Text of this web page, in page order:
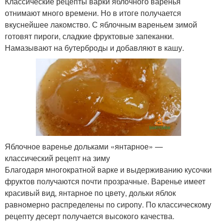
отнимают много времени. Но в итоге получается
вкуснейшее лакомство. С яблочным вареньем зимой
готовят пироги, сладкие фруктовые запеканки.
Намазывают на бутерброды и добавляют в кашу.
Яблочное варенье дольками «янтарное» —
классический рецепт на зиму
Благодаря многократной варке и выдерживанию кусочки
фруктов получаются почти прозрачные. Варенье имеет
красивый вид, янтарное по цвету, дольки яблок
равномерно распределены по сиропу. По классическому
рецепту десерт получается высокого качества.